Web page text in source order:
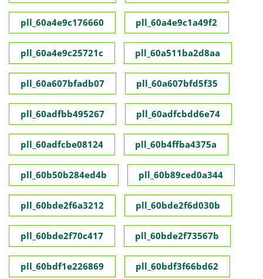
pll_60a4e9c176660 pll_60a4e9c1a49f2
pll_60a4e9c25721c pll_60a511ba2d8aa
pll_60a607bfadb07 pll_60a607bfd5f35
pll_60adfbb495267 pll_60adfcbdd6e74
pll_60adfcbe08124 pll_60b4ffba4375a
pll_60b50b284ed4b pll_60b89ced0a344
pll_60bde2f6a3212 pll_60bde2f6d030b
pll_60bde2f70c417 pll_60bde2f73567b
pll_60bdf1e226869 pll_60bdf3f66bd62